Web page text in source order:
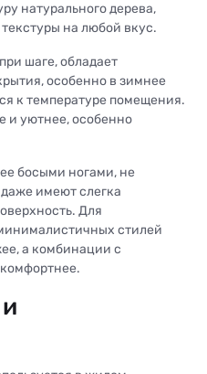
натурального дерева,
на любой вкус.
шаге, обладает
особенно в зимнее
к температуре помещения.
и уютнее, особенно
босыми ногами, не
имеют слегка
Для
стилей
а комбинации с